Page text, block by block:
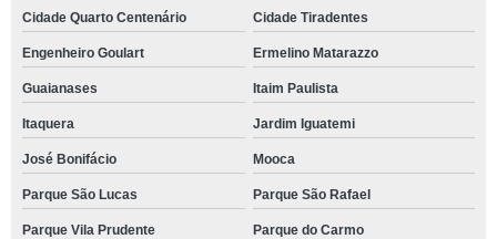
Cidade Quarto Centenário Cidade Tiradentes
Engenheiro Goulart Ermelino Matarazzo
Guaianases Itaim Paulista
Itaquera Jardim Iguatemi
José Bonifácio Mooca
Parque São Lucas Parque São Rafael
Parque Vila Prudente Parque do Carmo